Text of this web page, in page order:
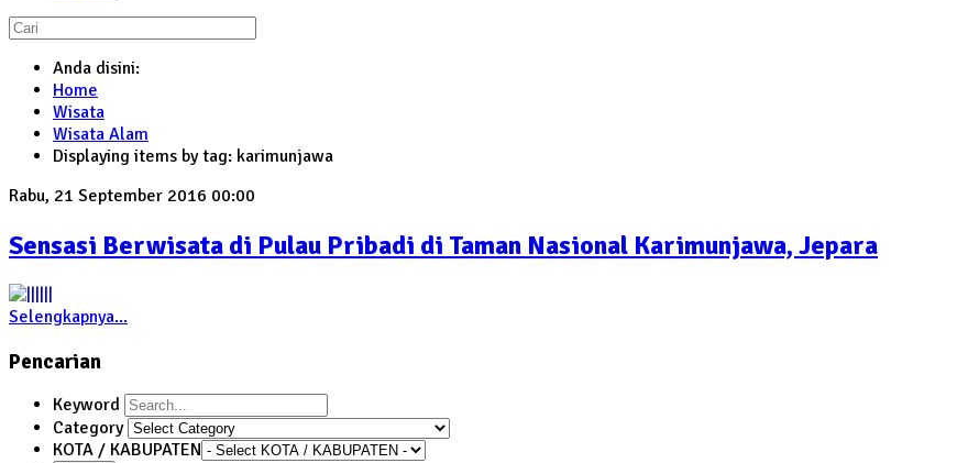
Anda disini:
Home
Wisata
Wisata Alam
Displaying items by tag: karimunjawa
Rabu, 21 September 2016 00:00
Sensasi Berwisata di Pulau Pribadi di Taman Nasional Karimunjawa, Jepara
Selengkapnya...
Pencarian
Keyword
Category
KOTA / KABUPATEN